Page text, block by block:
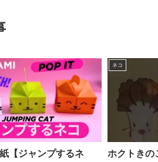
【ジャンプするネ
ネコ
ホクトきの